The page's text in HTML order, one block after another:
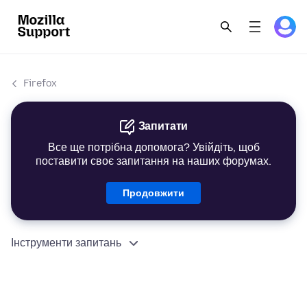
Firefox
Запитати
Все ще потрібна допомога? Увійдіть, щоб
поставити своє запитання на наших форумах.
Продовжити
Інструменти запитань